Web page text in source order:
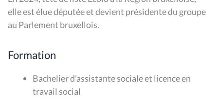
elle est élue députée et devient présidente du groupe
au Parlement bruxellois.
Formation
Bachelier d’assistante sociale et licence en
travail social